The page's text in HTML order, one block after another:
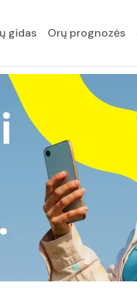
gidas Orų prognozės